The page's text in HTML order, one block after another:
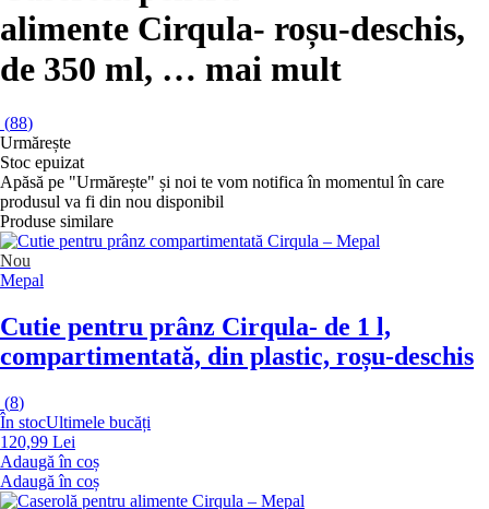
alimente Cirqula- roșu-deschis,
de 350 ml, … mai mult
(88)
Urmărește
Stoc epuizat
Apăsă pe "Urmărește" și noi te vom notifica în momentul în care
produsul va fi din nou disponibil
Produse similare
Nou
Mepal
Cutie pentru prânz Cirqula- de 1 l,
compartimentată, din plastic, roșu-deschis
(8)
În stocUltimele bucăți
120,99 Lei
Adaugă în coș
Adaugă în coș